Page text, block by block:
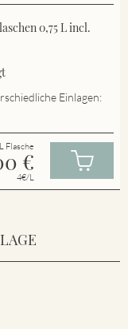
0,75 L incl.
Einlagen:
L Flasche
€
4€/L